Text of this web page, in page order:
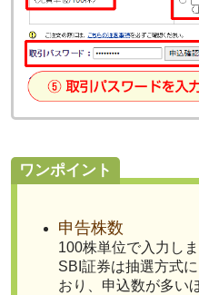
ワンポイント
申告株数
100株単位で入力しま
SBI証券は抽選方式
おり、申込数が多い